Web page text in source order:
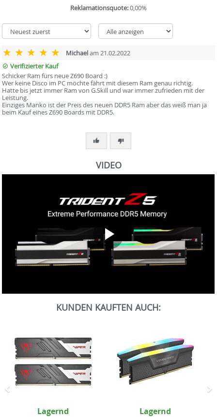
Reklamationsquote:0,00%
Michaelam 21.02.2022
Verifizierter Kauf
Schicker Ram fürs neue Z690 Board :)
Wer keine Disco im PC möchte fährt mit diesem Ram genau richtig.
Hatte bis jetzt immer Ram von G.Skill und war immer zufrieden mit der
Leistung.
Einziges Manko ist der Preis des neuen DDR5 Ram aber das weiß man ja
beim Kauf eines Z690 Boards mit DDR5.
VIDEO
KUNDEN KAUFTEN AUCH:
Lagernd Lagernd
Zurück